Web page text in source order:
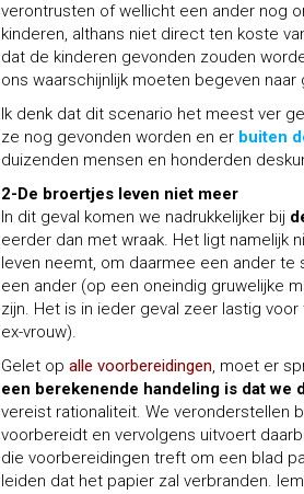
verontrusten of wellicht een ander nog
kinderen, althans niet direct ten koste
dat de kinderen gevonden zouden
ons waarschijnlijk moeten begeven
Ik denk dat dit scenario het meest ver
ze nog gevonden worden en er buiten
duizenden mensen en honderden
2-De broertjes leven niet meer
In dit geval komen we nadrukkelijker bij
eerder dan met wraak. Het ligt namelijk
leven neemt, om daarmee een ander
een ander (op een oneindig gruwelijke
zijn. Het is in ieder geval zeer lastig
ex-vrouw).
Gelet op alle voorbereidingen, moet er
een berekenende handeling is dat
vereist rationaliteit. We veronderstellen
voorbereidt en vervolgens uitvoert
die voorbereidingen treft om een blad
leiden dat het papier zal verbranden.